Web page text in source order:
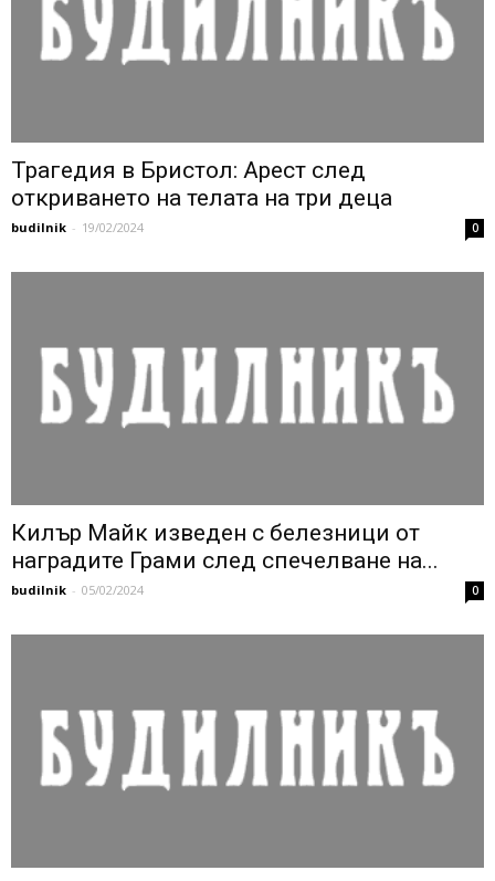
Трагедия в Бристол: Арест след
откриването на телата на три деца
budilnik - 19/02/2024 0
Килър Майк изведен с белезници от
наградите Грами след спечелване на...
budilnik - 05/02/2024 0